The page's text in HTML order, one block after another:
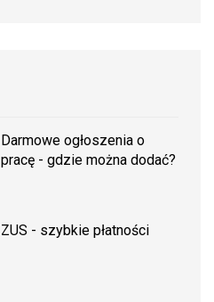
Darmowe ogłoszenia o
pracę - gdzie można dodać?
ZUS - szybkie płatności